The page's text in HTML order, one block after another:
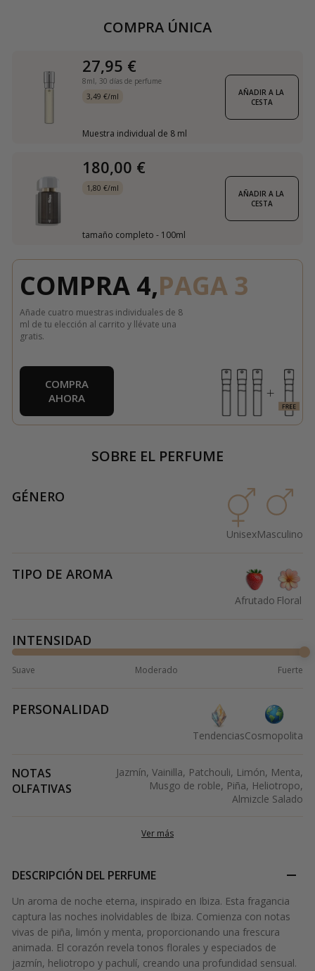
COMPRA ÚNICA
27,95 €
8ml, 30 días de perfume
3,49 €/ml
Muestra individual de 8 ml
AÑADIR A LA
CESTA
180,00 €
1,80 €/ml
tamaño completo - 100ml
AÑADIR A LA
CESTA
COMPRA 4,PAGA 3
Añade cuatro muestras individuales de 8
ml de tu elección al carrito y llévate una
gratis.
COMPRA
AHORA
SOBRE EL PERFUME
GÉNERO
UnisexMasculino
TIPO DE AROMA
Afrutado Floral
INTENSIDAD
Suave Moderado Fuerte
PERSONALIDAD
TendenciasCosmopolita
NOTAS
OLFATIVAS
Jazmín, Vainilla, Patchouli, Limón, Menta,
Musgo de roble, Piña, Heliotropo,
Almizcle Salado
Ver más
DESCRIPCIÓN DEL PERFUME
Un aroma de noche eterna, inspirado en Ibiza. Esta fragancia
captura las noches inolvidables de Ibiza. Comienza con notas
vivas de piña, limón y menta, proporcionando una frescura
animada. El corazón revela tonos florales y especiados de
jazmín, heliotropo y pachulí, creando una profundidad sensual.